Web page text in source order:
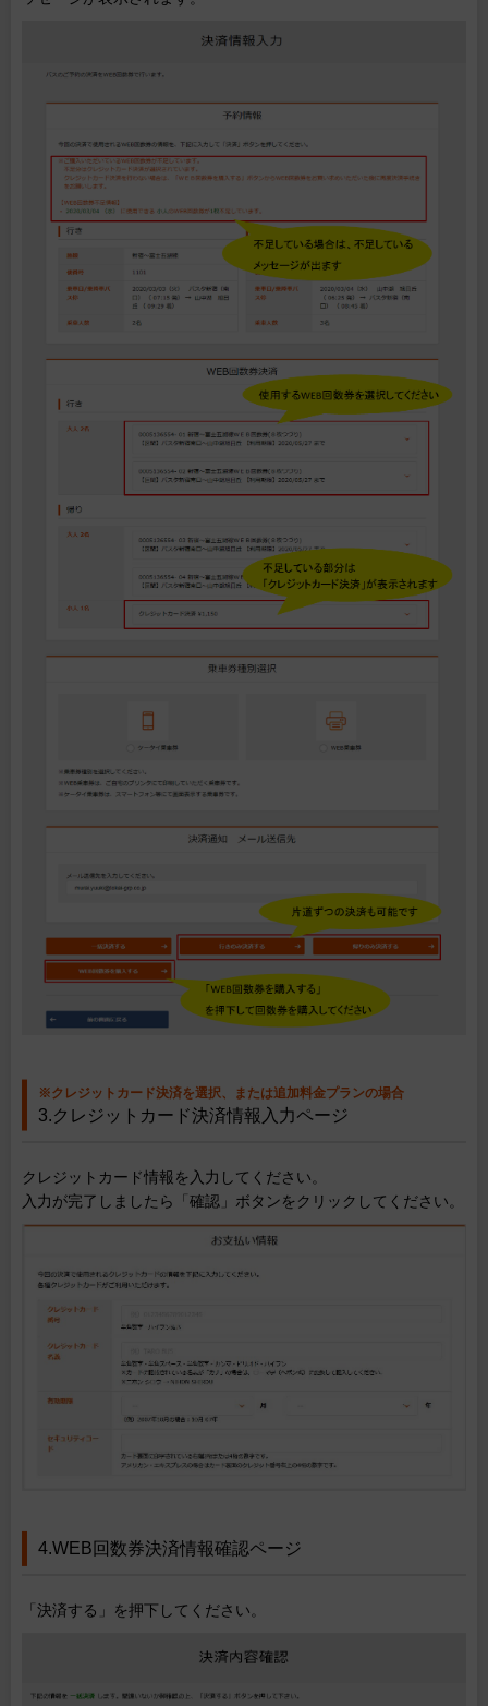
※クレジットカード決済を選択、または追加料金プランの場合
3.クレジットカード決済情報入力ページ
クレジットカード情報を入力してください。
入力が完了しましたら「確認」ボタンをクリックしてください。
4.WEB回数券決済情報確認ページ
「決済する」を押下してください。